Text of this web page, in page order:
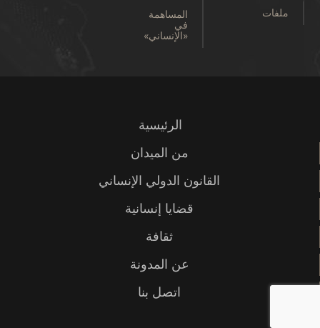
ملفات
المساهمة
في
«الإنساني»
الرئيسية
من الميدان
القانون الدولي الإنساني
قضايا إنسانية
ثقافة
عن المدونة
اتصل بنا